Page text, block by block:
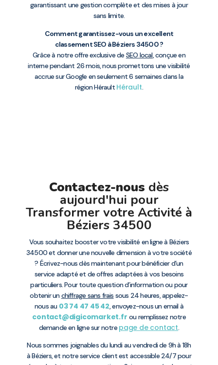
garantissant une gestion complète et des mises à jour
sans limite.
Comment garantissez-vous un excellent
classement SEO à Béziers 34500 ?
Grâce à notre offre exclusive de SEO local, conçue en
interne pendant 26 mois, nous promettons une visibilité
accrue sur Google en seulement 6 semaines dans la
région Hérault Hérault.
Contactez-nous dès
aujourd'hui pour
Transformer votre Activité à
Béziers 34500
Vous souhaitez booster votre visibilité en ligne à Béziers
34500 et donner une nouvelle dimension à votre société
? Écrivez-nous dès maintenant pour bénéficier d’un
service adapté et de offres adaptées à vos besoins
particuliers. Pour toute question d’information ou pour
obtenir unchiffrage sans frais sous 24 heures, appelez-
nous au 03 74 47 45 42, envoyez-nous un email à
contact@digicomarket.fr ou remplissez notre
demande en ligne sur notre page de contact.
Nous sommes joignables du lundi au vendredi de 9h à 18h
à Béziers, et notre service client est accessible 24/7 pour